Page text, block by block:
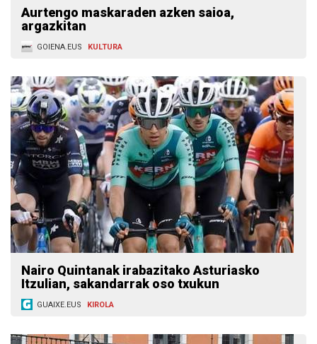
Aurtengo maskaraden azken saioa,
argazkitan
GOIENA.EUS KULTURA
Nairo Quintanak irabazitako Asturiasko
Itzulian, sakandarrak oso txukun
GUAIXE.EUS KIROLA